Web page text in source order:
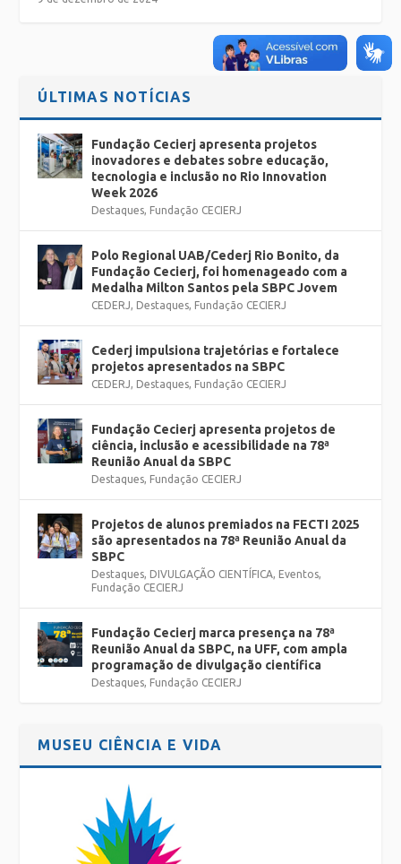
ÚLTIMAS NOTÍCIAS
Fundação Cecierj apresenta projetos
inovadores e debates sobre educação,
tecnologia e inclusão no Rio Innovation
Week 2026
Destaques, Fundação CECIERJ
Polo Regional UAB/Cederj Rio Bonito, da
Fundação Cecierj, foi homenageado com a
Medalha Milton Santos pela SBPC Jovem
CEDERJ, Destaques, Fundação CECIERJ
Cederj impulsiona trajetórias e fortalece
projetos apresentados na SBPC
CEDERJ, Destaques, Fundação CECIERJ
Fundação Cecierj apresenta projetos de
ciência, inclusão e acessibilidade na 78ª
Reunião Anual da SBPC
Destaques, Fundação CECIERJ
Projetos de alunos premiados na FECTI 2025
são apresentados na 78ª Reunião Anual da
SBPC
Destaques, DIVULGAÇÃO CIENTÍFICA, Eventos,
Fundação CECIERJ
Fundação Cecierj marca presença na 78ª
Reunião Anual da SBPC, na UFF, com ampla
programação de divulgação científica
Destaques, Fundação CECIERJ
MUSEU CIÊNCIA E VIDA